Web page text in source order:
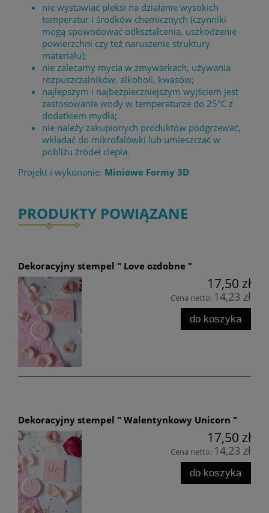
nie wystawiać pleksi na działanie wysokich
temperatur i środków chemicznych (czynniki
mogą spowodować odkształcenia, uszkodzenie
powierzchni czy też naruszenie struktury
materiału);
nie zalecamy mycia w zmywarkach, używania
rozpuszczalników, alkoholi, kwasów;
najlepszym i najbezpieczniejszym wyjściem jest
zastosowanie wody w temperaturze do 25°C z
dodatkiem mydła;
nie należy zakupionych produktów podgrzewać,
wkładać do mikrofalówki lub umieszczać w
pobliżu źródeł ciepła.
Projekt i wykonanie: Miniowe Formy 3D
PRODUKTY POWIĄZANE
Dekoracyjny stempel " Love ozdobne "
17,50 zł
Cena netto: 14,23 zł
do koszyka
Dekoracyjny stempel " Walentynkowy Unicorn "
17,50 zł
Cena netto: 14,23 zł
do koszyka